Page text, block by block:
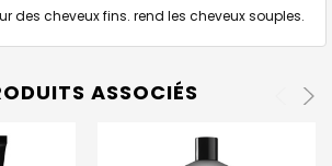
des cheveux fins. rend les cheveux souples.
ASSOCIÉS